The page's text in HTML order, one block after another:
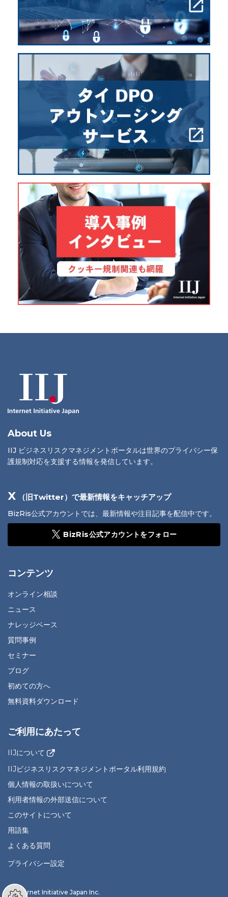
About Us
IIJ ビジネスリスクマネジメントポータルは世界のプライバシー保
護規制対応を支援する情報を発信しています。
X （旧Twitter）で最新情報をキャッチアップ
BizRis公式アカウントでは、最新情報や注目記事を配信中です。
BizRis公式アカウントをフォロー
コンテンツ
オンライン相談
ニュース
ナレッジベース
質問事例
セミナー
ブログ
初めての方へ
無料資料ダウンロード
ご利用にあたって
IIJについて
IIJビジネスリスクマネジメントポータル利用規約
個人情報の取扱いについて
利用者情報の外部送信について
このサイトについて
用語集
よくある質問
プライバシー設定
© Internet Initiative Japan Inc.